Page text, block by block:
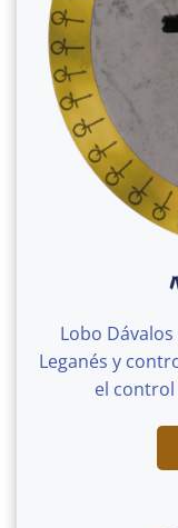
Lobo
Leganés y
el control